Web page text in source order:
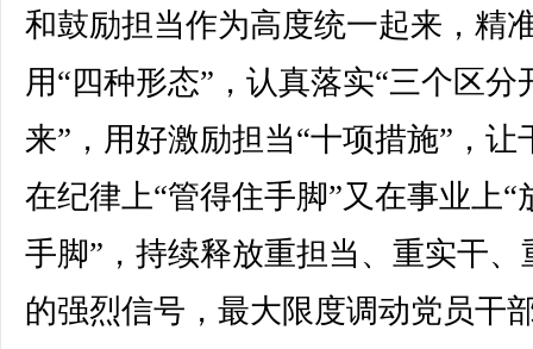
和鼓励担当作为高度统一起来，精
用“四种形态”，认真落实“三个区分
来”，用好激励担当“十项措施”，让
在纪律上“管得住手脚”又在事业上“
手脚”，持续释放重担当、重实干、
的强烈信号，最大限度调动党员干